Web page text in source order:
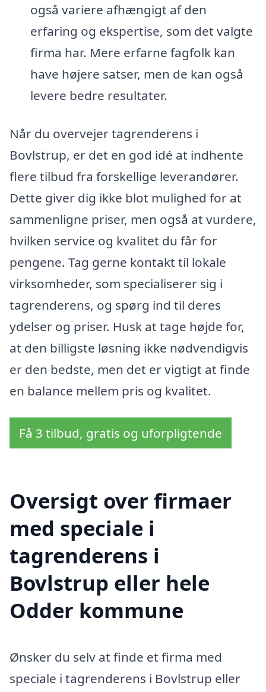
også variere afhængigt af den
erfaring og ekspertise, som det valgte
firma har. Mere erfarne fagfolk kan
have højere satser, men de kan også
levere bedre resultater.
Når du overvejer tagrenderens i
Bovlstrup, er det en god idé at indhente
flere tilbud fra forskellige leverandører.
Dette giver dig ikke blot mulighed for at
sammenligne priser, men også at vurdere,
hvilken service og kvalitet du får for
pengene. Tag gerne kontakt til lokale
virksomheder, som specialiserer sig i
tagrenderens, og spørg ind til deres
ydelser og priser. Husk at tage højde for,
at den billigste løsning ikke nødvendigvis
er den bedste, men det er vigtigt at finde
en balance mellem pris og kvalitet.
Få 3 tilbud, gratis og uforpligtende
Oversigt over firmaer
med speciale i
tagrenderens i
Bovlstrup eller hele
Odder kommune
Ønsker du selv at finde et firma med
speciale i tagrenderens i Bovlstrup eller